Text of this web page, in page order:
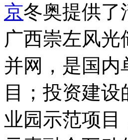
京冬奥提供了
广西崇左风
并网，是国内
目；投资建
业园示范项目